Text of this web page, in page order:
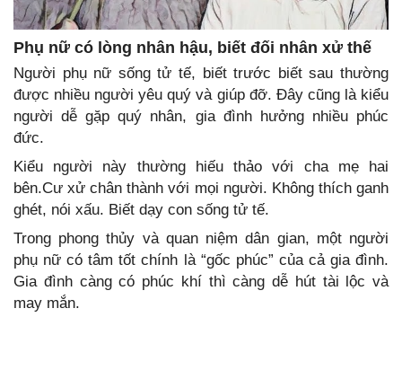
Phụ nữ có lòng nhân hậu, biết đối nhân xử thế
Người phụ nữ sống tử tế, biết trước biết sau thường
được nhiều người yêu quý và giúp đỡ. Đây cũng là kiểu
người dễ gặp quý nhân, gia đình hưởng nhiều phúc
đức.
Kiểu người này thường hiếu thảo với cha mẹ hai
bên.Cư xử chân thành với mọi người. Không thích ganh
ghét, nói xấu. Biết dạy con sống tử tế.
Trong phong thủy và quan niệm dân gian, một người
phụ nữ có tâm tốt chính là “gốc phúc” của cả gia đình.
Gia đình càng có phúc khí thì càng dễ hút tài lộc và
may mắn.